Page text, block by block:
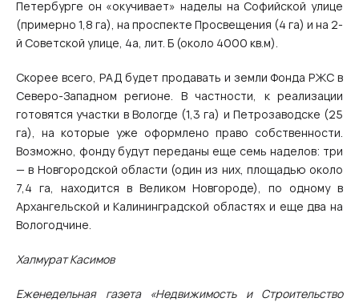
Петербурге он «окучивает» наделы на Софийской улице
(примерно 1,8 га), на проспекте Просвещения (4 га) и на 2-
й Советской улице, 4а, лит. Б (около 4000 кв.м).
Скорее всего, РАД будет продавать и земли Фонда РЖС в
Северо-Западном регионе. В частности, к реализации
готовятся участки в Вологде (1,3 га) и Петрозаводске (25
га), на которые уже оформлено право собственности.
Возможно, фонду будут переданы еще семь наделов: три
— в Новгородской области (один из них, площадью около
7,4 га, находится в Великом Новгороде), по одному в
Архангельской и Калининградской областях и еще два на
Вологодчине.
Халмурат Касимов
Еженедельная газета «Недвижимость и Строительство